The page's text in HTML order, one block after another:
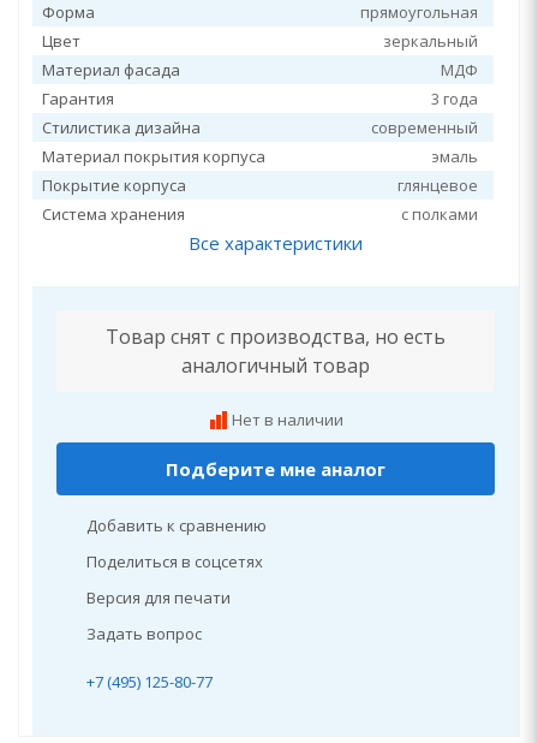
Форма
прямоугольная
Цвет
зеркальный
Материал фасада
МДФ
Гарантия
3 года
Стилистика дизайна
современный
Материал покрытия корпуса
эмаль
Покрытие корпуса
глянцевое
Система хранения
с полками
Все характеристики
Товар снят с производства, но есть
аналогичный товар
Нет в наличии
Подберите мне аналог
Добавить к сравнению
Поделиться в соцсетях
Версия для печати
Задать вопрос
+7 (495) 125-80-77